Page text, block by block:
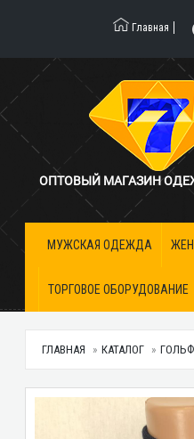
Главная
ОПТОВЫЙ МАГАЗИН
МУЖСКАЯ ОДЕЖДА
ТОРГОВОЕ ОБОРУДОВАНИЕ
ГЛАВНАЯ КАТАЛОГ